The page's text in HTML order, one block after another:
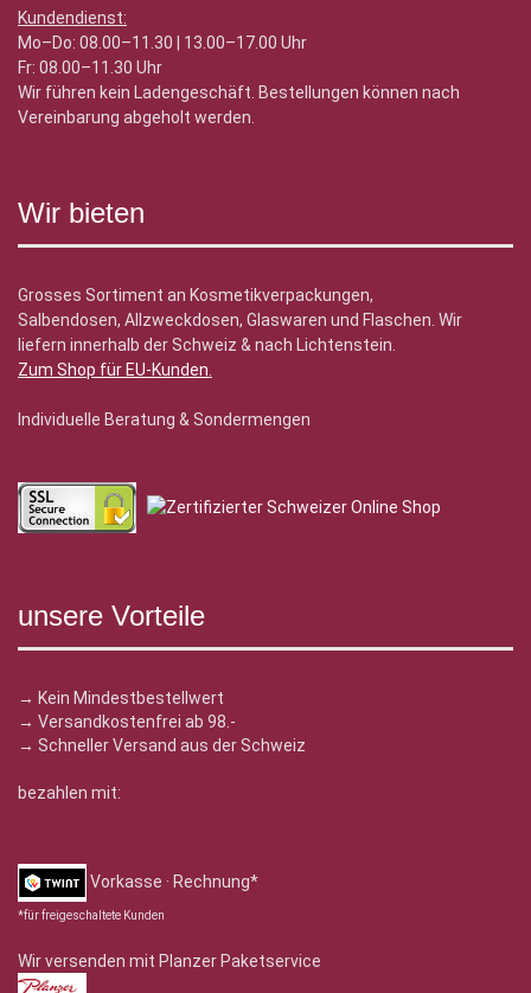
Kundendienst:
Mo–Do: 08.00–11.30 | 13.00–17.00 Uhr
Fr: 08.00–11.30 Uhr
Wir führen kein Ladengeschäft. Bestellungen können nach
Vereinbarung abgeholt werden.
Wir bieten
Grosses Sortiment an Kosmetikverpackungen,
Salbendosen, Allzweckdosen, Glaswaren und Flaschen. Wir
liefern innerhalb der Schweiz & nach Lichtenstein.
Zum Shop für EU-Kunden.
Individuelle Beratung & Sondermengen
unsere Vorteile
→ Kein Mindestbestellwert
→ Versandkostenfrei ab 98.-
→ Schneller Versand aus der Schweiz
bezahlen mit:
Vorkasse · Rechnung*
*für freigeschaltete Kunden
Wir versenden mit Planzer Paketservice